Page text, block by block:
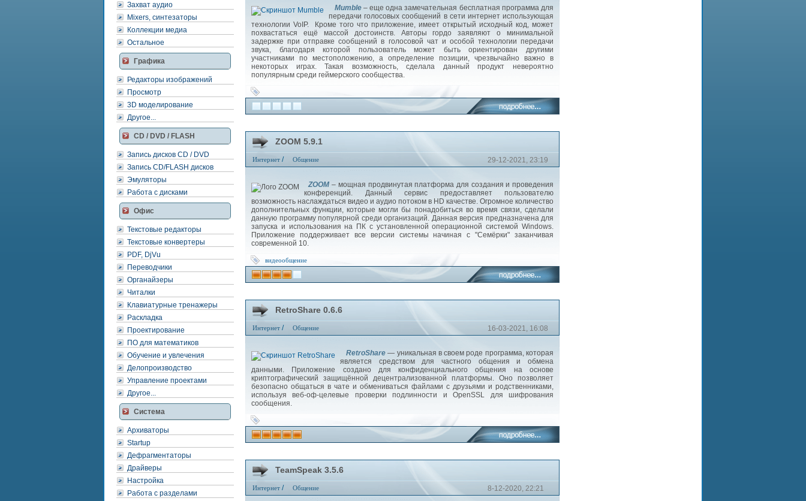
Захват аудио
Mixers, синтезаторы
Коллекции медиа
Остальное
Графика
Редакторы изображений
Просмотр
3D моделирование
Другое...
CD / DVD / FLASH
Запись дисков CD / DVD
Запись CD/FLASH дисков
Эмуляторы
Работа с дисками
Офис
Текстовые редакторы
Текстовые конвертеры
PDF, DjVu
Переводчики
Органайзеры
Читалки
Клавиатурные тренажеры
Раскладка
Проектирование
ПО для математиков
Обучение и увлечения
Делопроизводство
Управление проектами
Другое...
Система
Архиваторы
Startup
Дефрагментаторы
Драйверы
Настройка
Работа с разделами
Mumble– еще одна замечательная бесплатная программа для
передачи голосовых сообщений в сети интернет использующая
технологии VoIP. Кроме того что приложение, имеет открытый исходный код, может
похвастаться ещё массой достоинств. Авторы гордо заявляют о минимальной
задержке при отправке сообщений в голосовой чат и особой технологии передачи
звука, благодаря которой пользователь может быть ориентирован другими
участниками по местоположению, а определение позиции, чрезвычайно важно в
некоторых играх. Такая возможность, сделала данный продукт невероятно
популярным среди геймерского сообщества.
ZOOM 5.9.1
Интернет / Общение 29-12-2021, 23:19
ZOOM – мощная продвинутая платформа для создания и проведения
конференций. Данный сервис предоставляет пользователю
возможность наслаждаться видео и аудио потоком в HD качестве. Огромное количество
дополнительных функции, которые могли бы понадобиться во время связи, сделали
данную программу популярной среди организаций. Данная версия предназначена для
запуска и использования на ПК с установленной операционной системой Windows.
Приложение поддерживает все версии системы начиная с "Семёрки" заканчивая
современной 10.
видеообщение
RetroShare 0.6.6
Интернет / Общение 16-03-2021, 16:08
RetroShare— уникальная в своем роде программа, которая
является средством для частного общения и обмена
данными. Приложение создано для конфиденциального общения на основе
криптографический защищённой децентрализованной платформы. Оно позволяет
безопасно общаться в чате и обмениваться файлами с друзьями и родственниками,
используя веб-оф-целевые проверки подлинности и OpenSSL для шифрования
сообщения.
TeamSpeak 3.5.6
Интернет / Общение 8-12-2020, 22:21